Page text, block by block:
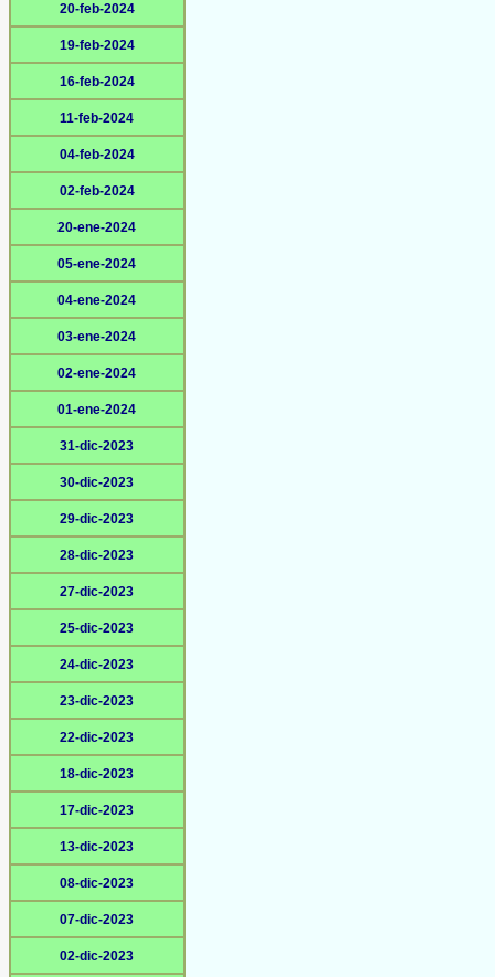
20-feb-2024
19-feb-2024
16-feb-2024
11-feb-2024
04-feb-2024
02-feb-2024
20-ene-2024
05-ene-2024
04-ene-2024
03-ene-2024
02-ene-2024
01-ene-2024
31-dic-2023
30-dic-2023
29-dic-2023
28-dic-2023
27-dic-2023
25-dic-2023
24-dic-2023
23-dic-2023
22-dic-2023
18-dic-2023
17-dic-2023
13-dic-2023
08-dic-2023
07-dic-2023
02-dic-2023